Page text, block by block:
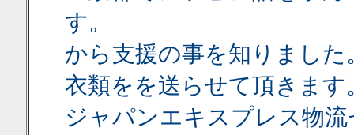
す。 他HPのア
から支援の事を知りました
衣類をを送らせて頂きます
ジャパンエキスプレス物